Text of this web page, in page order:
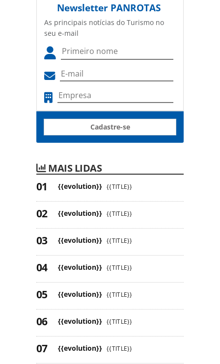
Newsletter PANROTAS
As principais notícias do Turismo no
seu e-mail
Cadastre-se
MAIS LIDAS
{{evolution}} {{TITLE}}
{{evolution}} {{TITLE}}
{{evolution}} {{TITLE}}
{{evolution}} {{TITLE}}
{{evolution}} {{TITLE}}
{{evolution}} {{TITLE}}
{{evolution}} {{TITLE}}